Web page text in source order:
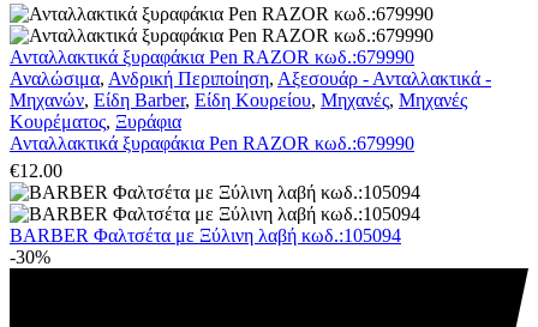
Ανταλλακτικά ξυραφάκια Pen RAZOR κωδ.:679990
Αναλώσιμα, Ανδρική Περιποίηση, Αξεσουάρ - Ανταλλακτικά -
Μηχανών, Είδη Barber, Είδη Κουρείου, Μηχανές, Μηχανές
Κουρέματος, Ξυράφια
Ανταλλακτικά ξυραφάκια Pen RAZOR κωδ.:679990
€12.00
BARBER Φαλτσέτα με Ξύλινη λαβή κωδ.:105094
-30%